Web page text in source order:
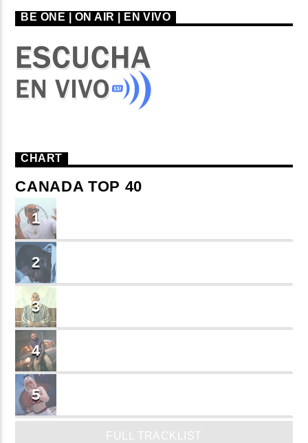
BE ONE | ON AIR | EN VIVO
CHART
CANADA TOP 40
1
2
3
4
5
FULL TRACKLIST